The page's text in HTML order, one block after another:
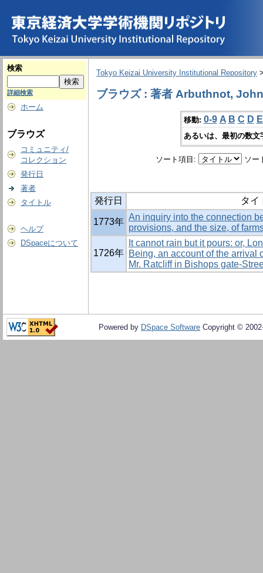
検索
詳細検索
ホーム
ブラウズ
コミュニティ/
コレクション
発行日
著者
タイトル
ヘルプ
DSpaceについて
Tokyo Keizai University Institutional Repository
ブラウズ : 著者 Arbuthnot,
移動: 0-9 A B C D E
あるいは、最初の数
ソート項目: ソー
発行日 タイ
1773年 An inquiry into the connection
provisions, and the size, of
1726年
It cannot rain but it pours: or,
Being, an account of the arrival
Mr. Ratcliff in Bishops gate-
Powered by DSpace Software Copyright ©